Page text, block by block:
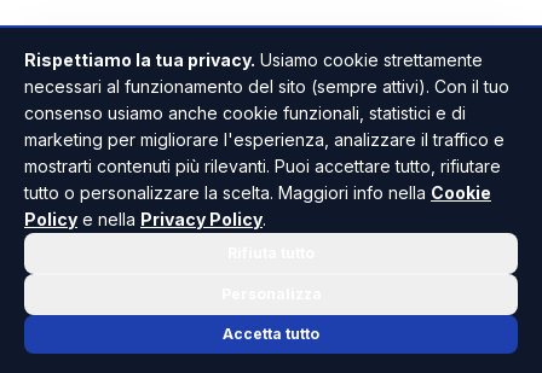
Restituiti durante la notte
i tre sup che erano stati
rubati a Sciaccamare
Rispettiamo la tua privacy. Usiamo cookie strettamente
necessari al funzionamento del sito (sempre attivi). Con il tuo
consenso usiamo anche cookie funzionali, statistici e di
marketing per migliorare l'esperienza, analizzare il traffico e
mostrarti contenuti più rilevanti. Puoi accettare tutto, rifiutare
tutto o personalizzare la scelta. Maggiori info nella Cookie
Policy e nella Privacy Policy.
Accetta tutto